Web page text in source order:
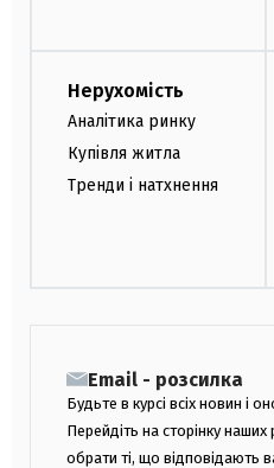
Нерухомість
Аналітика ринку
Купівля житла
Тренди і натхнення
Email - розсилка
Будьте в курсі всіх новин і
Перейдіть на сторінку
обрати ті, що відповідають